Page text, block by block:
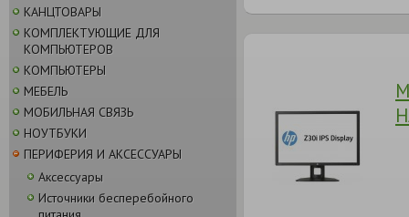
КАНЦТОВАРЫ
КОМПЛЕКТУЮЩИЕ ДЛЯ
КОМПЬЮТЕРОВ
КОМПЬЮТЕРЫ
МЕБЕЛЬ
МОБИЛЬНАЯ СВЯЗЬ
НОУТБУКИ
ПЕРИФЕРИЯ И АКСЕССУАРЫ
Аксессуары
Источники бесперебойного